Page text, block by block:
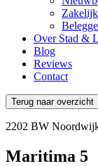
Over Stad &
Blog
Reviews
Contact
Terug naar overzicht
2202 BW
Maritima 5